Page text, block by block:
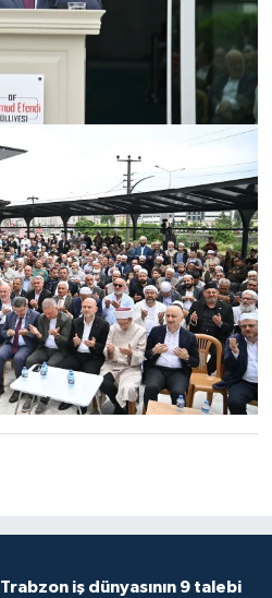
Trabzon iş dünyasının 9 talebi